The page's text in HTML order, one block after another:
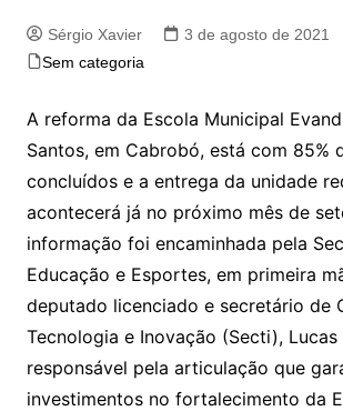
Sérgio Xavier
3 de agosto de 2021
Sem categoria
A reforma da Escola Municipal
Santos, em Cabrobó, está com 85%
concluídos e a entrega da unidade
acontecerá já no próximo mês de
informação foi encaminhada pela
Educação e Esportes, em primeira
deputado licenciado e secretário de
Tecnologia e Inovação (Secti), Lucas
responsável pela articulação que
investimentos no fortalecimento da